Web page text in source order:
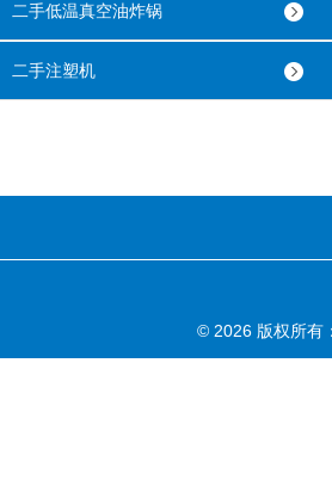
二手低温真空油炸锅
二手注塑机
© 2026 版权所有